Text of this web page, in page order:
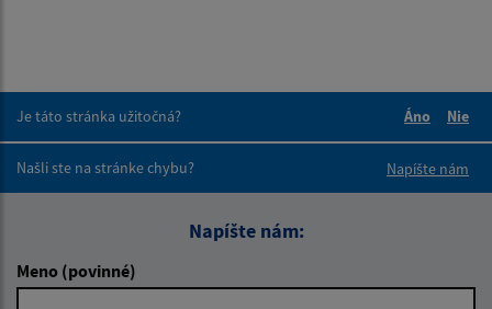
Je táto stránka užitočná?
Áno
Nie
Našli ste na stránke chybu?
Napíšte nám
Napíšte nám:
Meno (povinné)